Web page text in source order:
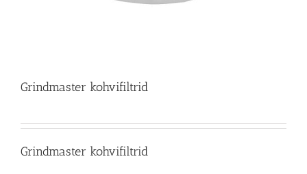
Grindmaster kohvifiltrid
Grindmaster kohvifiltrid